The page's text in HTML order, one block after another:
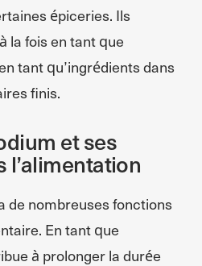
épiceries. Ils
la fois en tant que
tant qu’ingrédients dans
finis.
et ses
de nombreuses fonctions
En tant que
à prolonger la durée